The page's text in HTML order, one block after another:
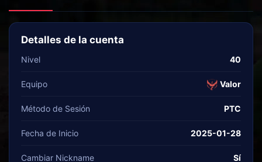
Detalles de la cuenta
Nivel 40
Equipo Valor
Método de Sesión PTC
Fecha de Inicio 2025-01-28
Cambiar Nickname Sí